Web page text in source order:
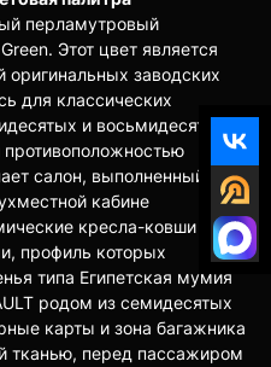
перламутровый
Этот цвет является
оригинальных заводских
для классических
и восьмидесятых
противоположностью
салон, выполненный в
кабине
кресла-ковши со
профиль которых
типа Египетская мумия
родом из семидесятых
карты и зона багажника
тканью, перед пассажиром